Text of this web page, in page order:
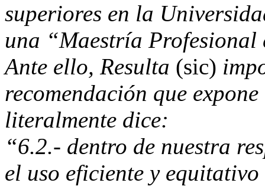
superiores en la
una “Maestría
Ante ello, Resulta (sic)
recomendación que
literalmente dice:
“6.2.- dentro de nuestra
el uso eficiente y